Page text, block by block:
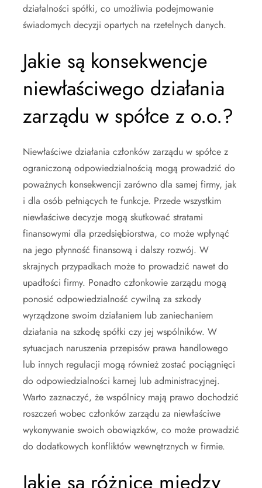
działalności spółki, co umożliwia podejmowanie
świadomych decyzji opartych na rzetelnych danych.
Jakie są konsekwencje
niewłaściwego działania
zarządu w spółce z o.o.?
Niewłaściwe działania członków zarządu w spółce z
ograniczoną odpowiedzialnością mogą prowadzić do
poważnych konsekwencji zarówno dla samej firmy, jak
i dla osób pełniących te funkcje. Przede wszystkim
niewłaściwe decyzje mogą skutkować stratami
finansowymi dla przedsiębiorstwa, co może wpłynąć
na jego płynność finansową i dalszy rozwój. W
skrajnych przypadkach może to prowadzić nawet do
upadłości firmy. Ponadto członkowie zarządu mogą
ponosić odpowiedzialność cywilną za szkody
wyrządzone swoim działaniem lub zaniechaniem
działania na szkodę spółki czy jej wspólników. W
sytuacjach naruszenia przepisów prawa handlowego
lub innych regulacji mogą również zostać pociągnięci
do odpowiedzialności karnej lub administracyjnej.
Warto zaznaczyć, że wspólnicy mają prawo dochodzić
roszczeń wobec członków zarządu za niewłaściwe
wykonywanie swoich obowiązków, co może prowadzić
do dodatkowych konfliktów wewnętrznych w firmie.